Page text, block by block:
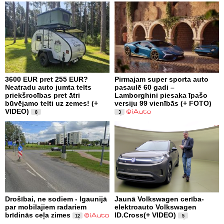
3600 EUR pret 255 EUR?
Neatradu auto jumta telts
priekšrocības pret ātri
būvējamo telti uz zemes! (+
VIDEO)
8
Pirmajam super sporta auto
pasaulē 60 gadi –
Lamborghini piesaka īpašo
versiju 99 vienībās (+ FOTO)
3
Drošībai, ne sodiem - Igaunijā
par mobilajiem radariem
brīdinās ceļa zimes
12
Jaunā Volkswagen cerība-
elektroauto Volkswagen
ID.Cross(+ VIDEO)
5